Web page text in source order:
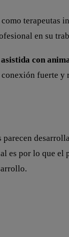
terapeutas
en su
con
fuerte
es por lo que el